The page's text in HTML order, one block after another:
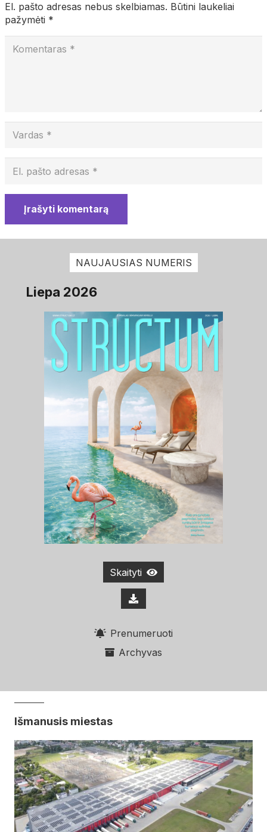
El. pašto adresas nebus skelbiamas. Būtini laukeliai
pažymėti *
Įrašyti komentarą
NAUJAUSIAS NUMERIS
Liepa 2026
Skaityti
Prenumeruoti
Archyvas
Išmanusis miestas